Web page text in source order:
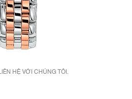
HỆ VỚI CHÚNG TÔI.